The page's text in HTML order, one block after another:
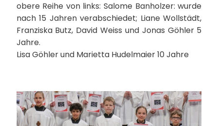
obere Reihe von links: Salome Banholzer: wurde
nach 15 Jahren verabschiedet; Liane Wollstädt,
Franziska Butz, David Weiss und Jonas Göhler 5
Jahre.
Lisa Göhler und Marietta Hudelmaier 10 Jahre